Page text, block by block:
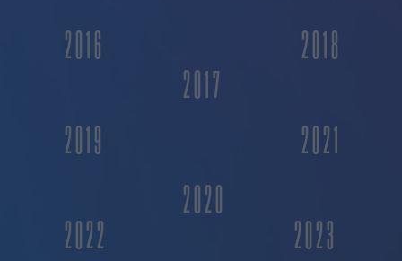
2016
2017
2018
2019
2020
2021
2022
2023